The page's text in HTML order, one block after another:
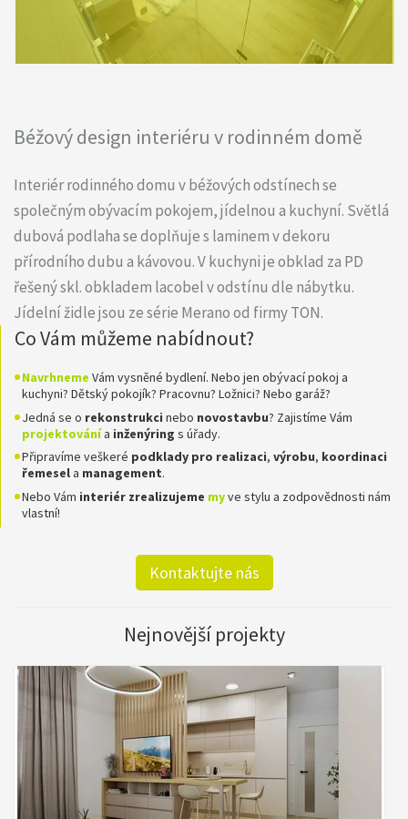
Béžový design interiéru v rodinném domě
Interiér rodinného domu v béžových odstínech se
společným obývacím pokojem, jídelnou a kuchyní. Světlá
dubová podlaha se doplňuje s laminem v dekoru
přírodního dubu a kávovou. V kuchyni je obklad za PD
řešený skl. obkladem lacobel v odstínu dle nábytku.
Jídelní židle jsou ze série Merano od firmy TON.
Co Vám můžeme nabídnout?
Navrhneme Vám vysněné bydlení. Nebo jen obývací pokoj a
kuchyni? Dětský pokojík? Pracovnu? Ložnici? Nebo garáž?
Jedná se o rekonstrukci nebo novostavbu? Zajistíme Vám
projektovánía inženýring s úřady.
Připravíme veškeré podklady pro realizaci, výrobu, koordinaci
řemesela management.
Nebo Vám interiér zrealizujeme myve stylu a zodpovědnosti nám
vlastní!
Kontaktujte nás
Nejnovější projekty